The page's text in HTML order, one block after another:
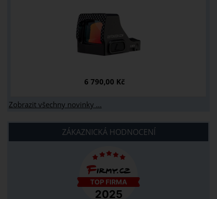
6 790,00 Kč
Zobrazit všechny novinky ...
ZÁKAZNICKÁ HODNOCENÍ